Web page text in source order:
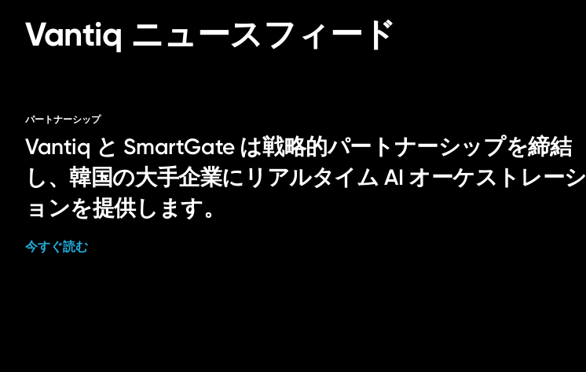
Vantiq ニュースフィード
パートナーシップ
Vantiq と SmartGate は戦略的パートナーシップを締結
し、韓国の大手企業にリアルタイム AI オーケストレーシ
ョンを提供します。
今すぐ読む